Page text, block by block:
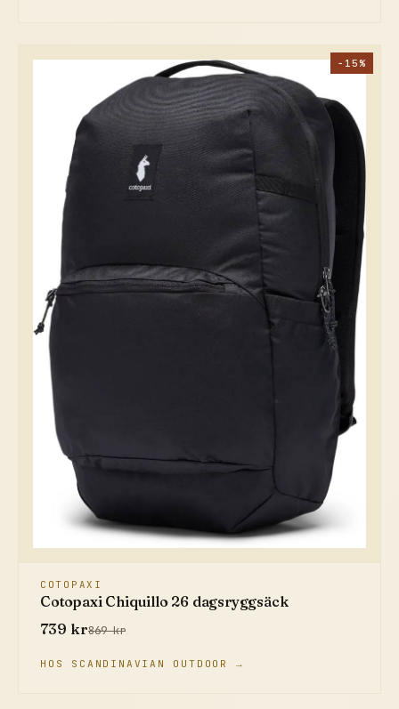
−15%
COTOPAXI
Cotopaxi Chiquillo 26 dagsryggsäck
739 kr869 kr
HOS SCANDINAVIAN OUTDOOR →